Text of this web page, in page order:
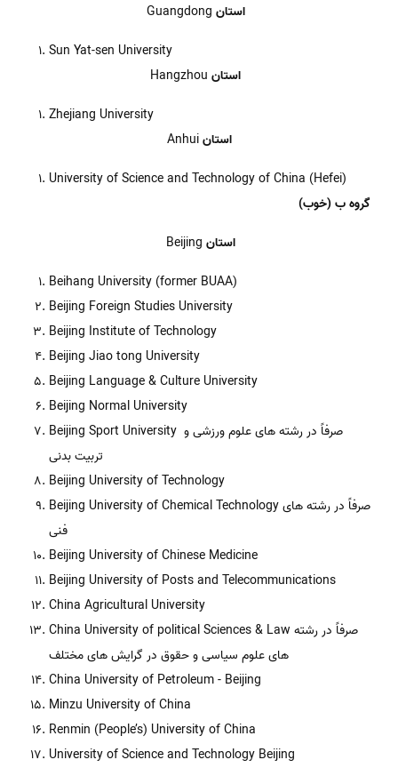
استان Guangdong
Sun Yat-sen University
استان Hangzhou
Zhejiang University
استانAnhui
University of Science and Technology of China (Hefei)
گروه ب (خوب)
استان Beijing
Beihang University (former BUAA)
Beijing Foreign Studies University
Beijing Institute of Technology
Beijing Jiao tong University
Beijing Language & Culture University
Beijing Normal University
Beijing Sport University صرفاً در رشته های علوم ورزشی و
تربیت بدنی
Beijing University of Technology
Beijing University of Chemical Technology صرفاً در رشته های
فنی
Beijing University of Chinese Medicine
Beijing University of Posts and Telecommunications
China Agricultural University
China University of political Sciences & Law صرفاً در رشته
های علوم سیاسی و حقوق در گرایش های مختلف
China University of Petroleum - Beijing
Minzu University of China
Renmin (People’s) University of China
University of Science and Technology Beijing